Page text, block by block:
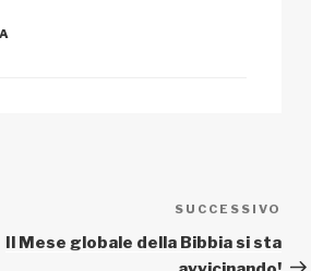
SUCCESSIVO
Il Mese globale della Bibbia si sta